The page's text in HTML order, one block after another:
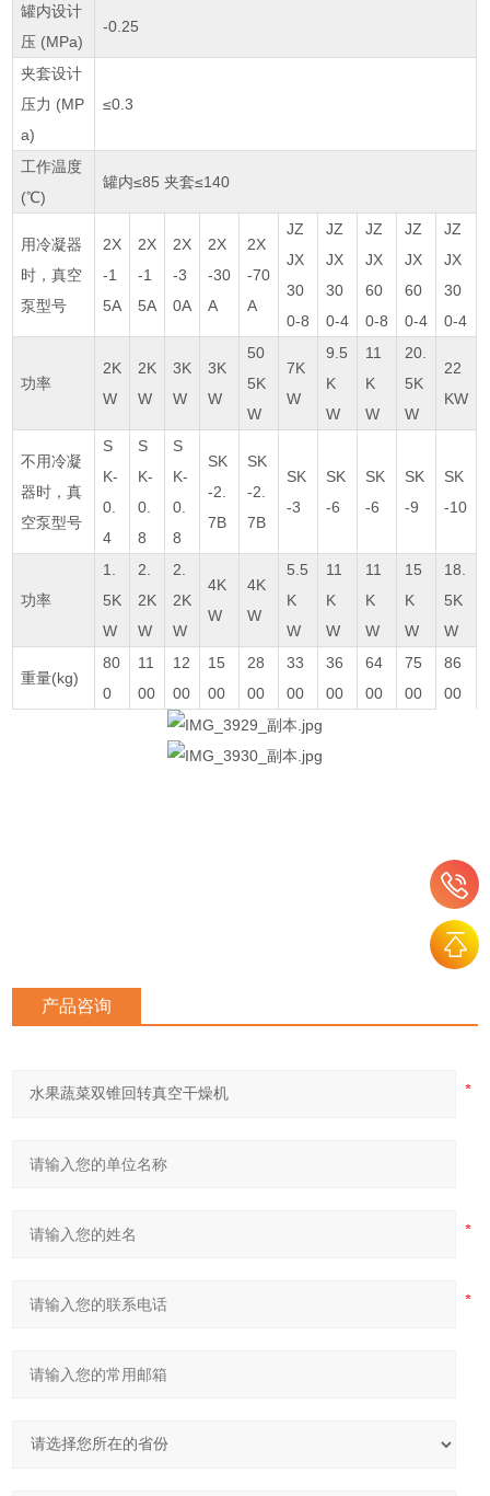
罐内设计
压 (MPa)
-0.25
夹套设计
压力 (MP
a)
≤0.3
工作温度
(℃)
罐内≤85 夹套≤140
用冷凝器
时，真空
泵型号
2X
-1
5A
2X
-1
5A
2X
-3
0A
2X
-30
A
2X
-70
A
JZ
JX
30
0-8
JZ
JX
30
0-4
JZ
JX
60
0-8
JZ
JX
60
0-4
JZ
JX
30
0-4
功率
2K
W
2K
W
3K
W
3K
W
50
5K
W
7K
W
9.5
K
W
11
K
W
20.
5K
W
22
KW
不用冷凝
器时，真
空泵型号
S
K-
0.
4
S
K-
0.
8
S
K-
0.
8
SK
-2.
7B
SK
-2.
7B
SK
-3
SK
-6
SK
-6
SK
-9
SK
-10
功率
1.
5K
W
2.
2K
W
2.
2K
W
4K
W
4K
W
5.5
K
W
11
K
W
11
K
W
15
K
W
18.
5K
W
重量(kg)
80
0
11
00
12
00
15
00
28
00
33
00
36
00
64
00
75
00
86
00
产品咨询